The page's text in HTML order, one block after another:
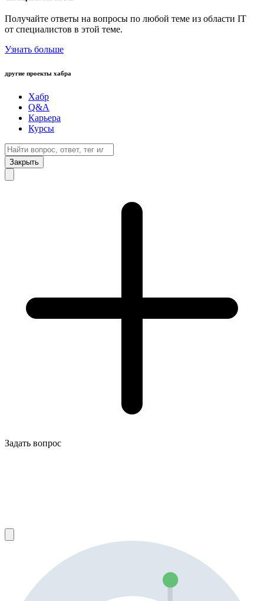
Получайте ответы на вопросы по любой теме из области IT
от специалистов в этой теме.
Узнать больше
другие проекты хабра
Хабр
Q&A
Карьера
Курсы
Закрыть
Задать вопрос